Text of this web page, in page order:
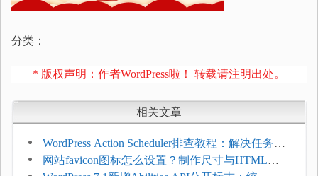
分类：
* 版权声明：作者WordPress啦！ 转载请注明出处。
相关文章
WordPress Action Scheduler排查教程：解决任务积
压和订单延迟
网站favicon图标怎么设置？制作尺寸与HTML添